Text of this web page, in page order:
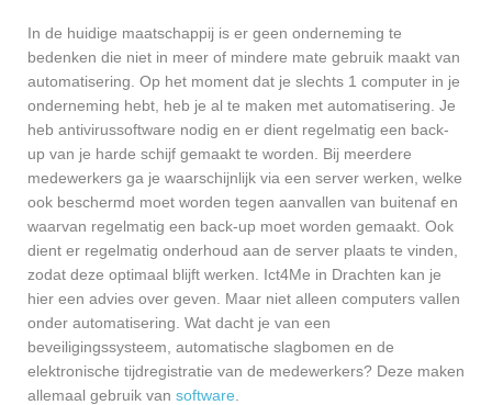
In de huidige maatschappij is er geen onderneming te
bedenken die niet in meer of mindere mate gebruik maakt van
automatisering. Op het moment dat je slechts 1 computer in je
onderneming hebt, heb je al te maken met automatisering. Je
heb antivirussoftware nodig en er dient regelmatig een back-
up van je harde schijf gemaakt te worden. Bij meerdere
medewerkers ga je waarschijnlijk via een server werken, welke
ook beschermd moet worden tegen aanvallen van buitenaf en
waarvan regelmatig een back-up moet worden gemaakt. Ook
dient er regelmatig onderhoud aan de server plaats te vinden,
zodat deze optimaal blijft werken. Ict4Me in Drachten kan je
hier een advies over geven. Maar niet alleen computers vallen
onder automatisering. Wat dacht je van een
beveiligingssysteem, automatische slagbomen en de
elektronische tijdregistratie van de medewerkers? Deze maken
allemaal gebruik van software